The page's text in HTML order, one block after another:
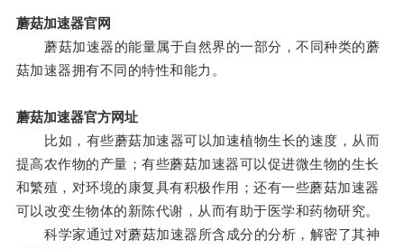
蘑菇加速器官网
蘑菇加速器的能量属于自然界的一部分，不同种类的蘑
菇加速器拥有不同的特性和能力。
蘑菇加速器官方网址
比如，有些蘑菇加速器可以加速植物生长的速度，从而
提高农作物的产量；有些蘑菇加速器可以促进微生物的生长
和繁殖，对环境的康复具有积极作用；还有一些蘑菇加速器
可以改变生物体的新陈代谢，从而有助于医学和药物研究。
科学家通过对蘑菇加速器所含成分的分析，解密了其神